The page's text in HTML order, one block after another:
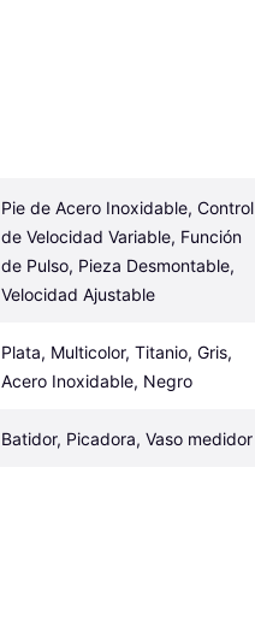
Pie de Acero Inoxidable, Control
de Velocidad Variable, Función
de Pulso, Pieza Desmontable,
Velocidad Ajustable
Plata, Multicolor, Titanio, Gris,
Acero Inoxidable, Negro
Batidor, Picadora, Vaso medidor